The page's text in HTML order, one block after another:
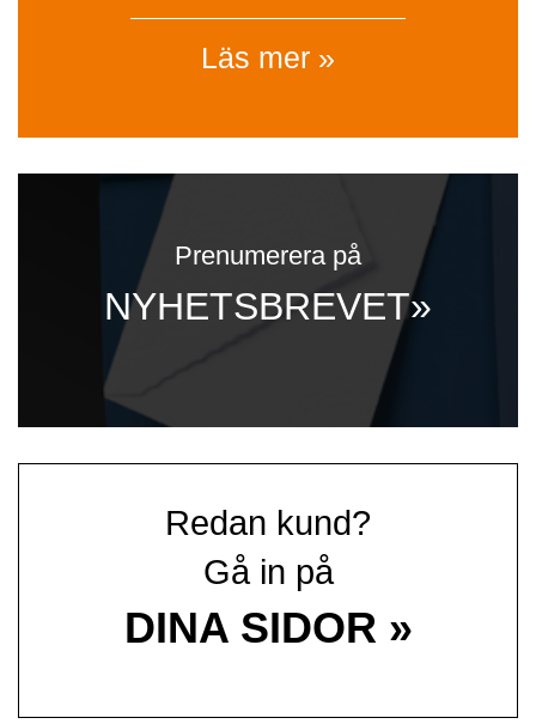
Läs mer »
Prenumerera på
NYHETSBREVET»
Redan kund?
Gå in på
DINA SIDOR »